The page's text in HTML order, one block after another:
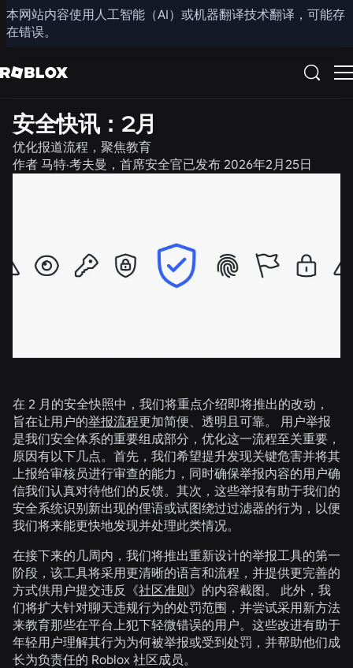
本网站内容使用人工智能（AI）或机器翻译技术翻译，可能存
在错误。
分享
新闻
安全快讯：2月
优化报道流程，聚焦教育
作者 马特·考夫曼，首席安全官已发布 2026年2月25日
在 2 月的安全快照中，我们将重点介绍即将推出的改动，
旨在让用户的举报流程更加简便、透明且可靠。 用户举报
是我们安全体系的重要组成部分，优化这一流程至关重要，
原因有以下几点。首先，我们希望提升发现关键危害并将其
上报给审核员进行审查的能力，同时确保举报内容的用户确
信我们认真对待他们的反馈。其次，这些举报有助于我们的
安全系统识别新出现的俚语或试图绕过过滤器的行为，以便
我们将来能更快地发现并处理此类情况。
在接下来的几周内，我们将推出重新设计的举报工具的第一
阶段，该工具将采用更清晰的语言和流程，并提供更完善的
方式供用户提交违反《社区准则》的内容截图。 此外，我
们将扩大针对聊天违规行为的处罚范围，并尝试采用新方法
来教育那些在平台上犯下轻微错误的用户。这些改进有助于
年轻用户理解其行为为何被举报或受到处罚，并帮助他们成
长为负责任的 Roblox 社区成员。